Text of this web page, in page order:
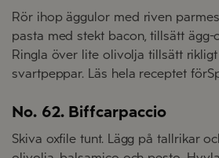
Rör ihop äggulor med riven
pasta med stekt bacon, tillsätt ägg-
Ringla över lite olivolja tillsätt
svartpeppar. Läs hela receptet
No. 62. Biffcarpaccio
Skiva oxfile tunt. Lägg på tallrikar